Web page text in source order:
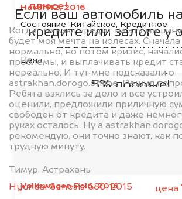
Haval H2, 2016
Состояние: Китайское, Кредитное
Цена:
Volkswagen Polo, 2016
плюсе!
Когда-то взял кредит на эту
будет моя мечта на колесах.
нормально, но потом кризис,
проблемы, и выплачивать кредит
нереально. И тут мне подсказали о
astrakhan.dorogo.online. Решил
Ребята взялись за дело и все
оценили, предложили приличную
свободен от кредита и даже
руках осталось. Ну а
рекомендую, они точно знают, как
трудную минуту.
Тимур, Астрахань
Hyundai Genesis G80, 2015
цена
Если ваш автомобиль
кредите или залоге у
представленных
организаций, то мы
5% дороже!